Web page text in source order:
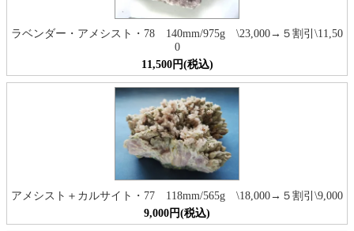
ラベンダー・アメシスト・78 140mm/975g \23,000→５割引\11,50
0
11,500円(税込)
アメシスト＋カルサイト・77 118mm/565g \18,000→５割引\9,000
9,000円(税込)